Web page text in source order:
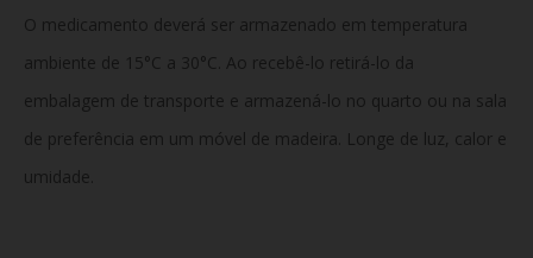
O medicamento deverá ser armazenado em temperatura
ambiente de 15°C a 30°C. Ao recebê-lo retirá-lo da
embalagem de transporte e armazená-lo no quarto ou na sala
de preferência em um móvel de madeira. Longe de luz, calor e
umidade.